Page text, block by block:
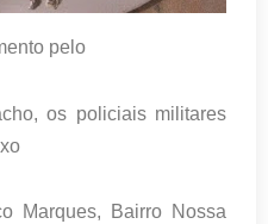
pelo
os policiais militares
Marques, Bairro Nossa